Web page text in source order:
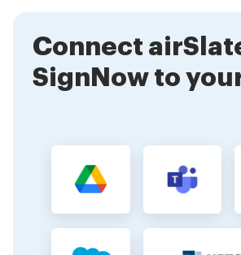
Connect
SignNow to